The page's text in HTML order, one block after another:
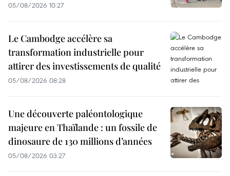
05/08/2026 10:27
Le Cambodge accélère sa
transformation industrielle pour
attirer des investissements de qualité
05/08/2026 08:28
Une découverte paléontologique
majeure en Thaïlande : un fossile de
dinosaure de 130 millions d’années
05/08/2026 03:27